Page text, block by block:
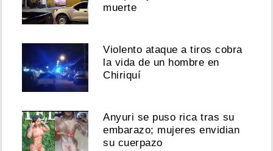
muerte
Violento ataque a tiros cobra
la vida de un hombre en
Chiriquí
Anyuri se puso rica tras su
embarazo; mujeres envidian
su cuerpazo